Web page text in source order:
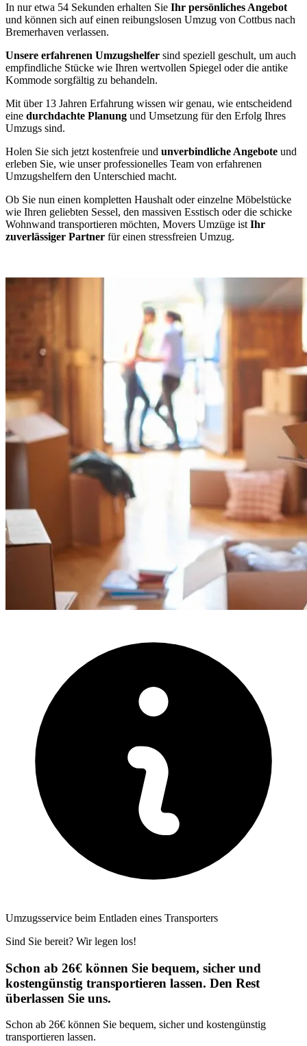
In nur etwa 54 Sekunden erhalten Sie Ihr persönliches Angebot
und können sich auf einen reibungslosen Umzug von Cottbus nach
Bremerhaven verlassen.
Unsere erfahrenen Umzugshelfer sind speziell geschult, um auch
empfindliche Stücke wie Ihren wertvollen Spiegel oder die antike
Kommode sorgfältig zu behandeln.
Mit über 13 Jahren Erfahrung wissen wir genau, wie entscheidend
eine durchdachte Planung und Umsetzung für den Erfolg Ihres
Umzugs sind.
Holen Sie sich jetzt kostenfreie und unverbindliche Angebote und
erleben Sie, wie unser professionelles Team von erfahrenen
Umzugshelfern den Unterschied macht.
Ob Sie nun einen kompletten Haushalt oder einzelne Möbelstücke
wie Ihren geliebten Sessel, den massiven Esstisch oder die schicke
Wohnwand transportieren möchten, Movers Umzüge ist Ihr
zuverlässiger Partner für einen stressfreien Umzug.
Umzugsservice beim Entladen eines Transporters
Sind Sie bereit? Wir legen los!
Schon ab 26€ können Sie bequem, sicher und
kostengünstig transportieren lassen. Den Rest
überlassen Sie uns.
Schon ab 26€ können Sie bequem, sicher und kostengünstig
transportieren lassen.